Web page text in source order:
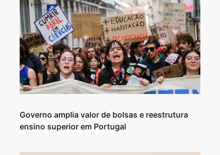
Governo amplia valor de bolsas e reestrutura
ensino superior em Portugal